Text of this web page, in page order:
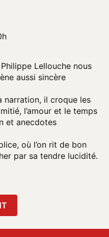
Lellouche nous
aussi sincère
narration, il croque les
l’amour et le temps
et anecdotes
où l’on rit de bon
par sa tendre lucidité.